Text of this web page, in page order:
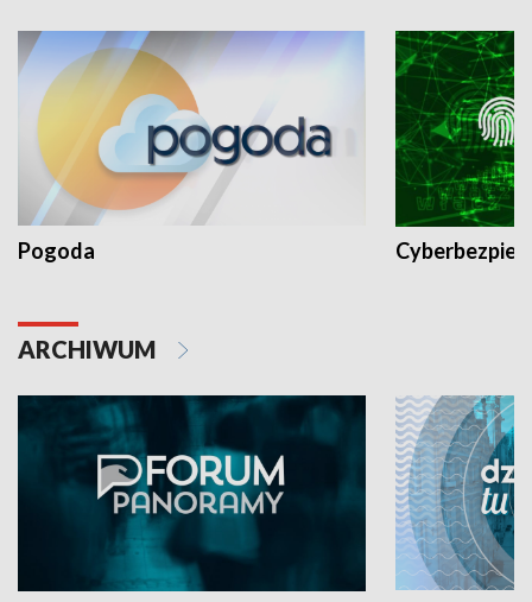
Pogoda
ARCHIWUM